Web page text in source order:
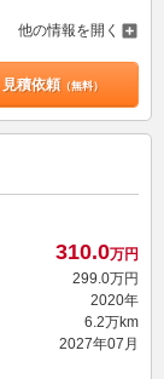
他の情報を開く
積依頼（無料）
310.0万円
299. 0万円
2020年
6.2万km
2027年07月